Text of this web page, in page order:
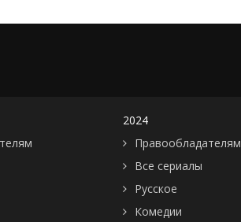
2024
Правообладателям
Все сериалы
Русское
Комедии